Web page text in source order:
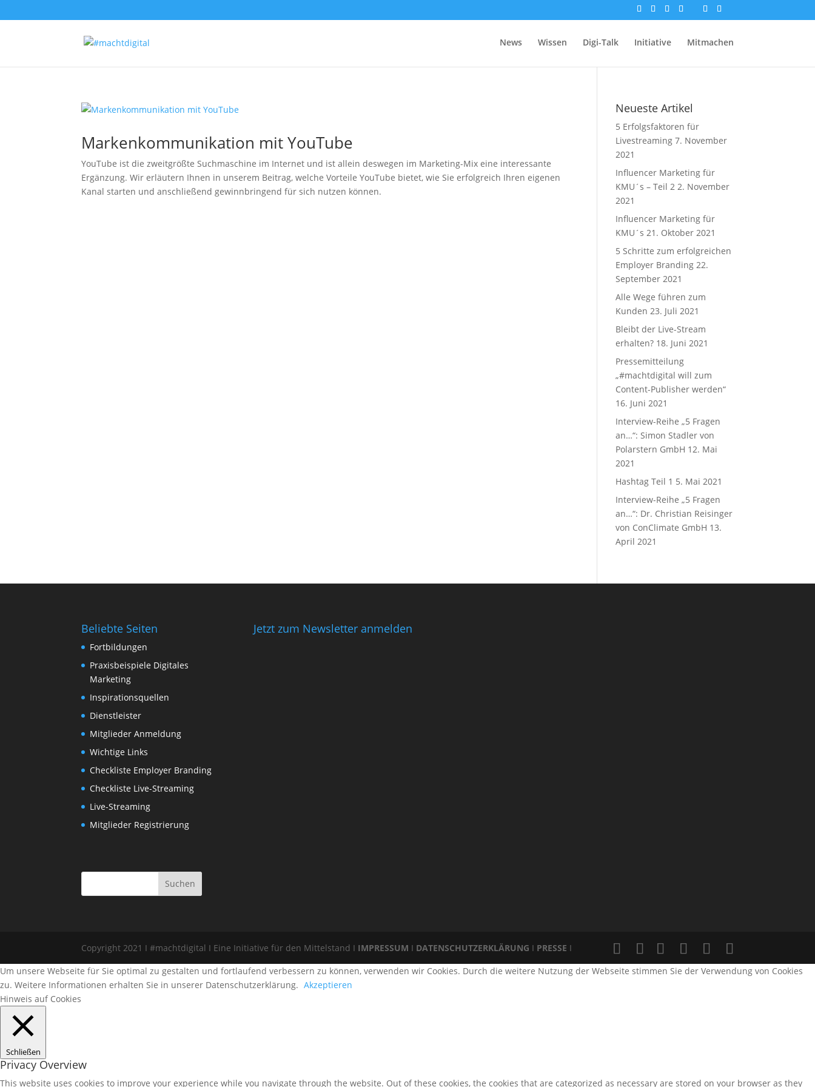
News Wissen Digi-Talk Initiative Mitmachen
Markenkommunikation mit YouTube
YouTube ist die zweitgrößte Suchmaschine im Internet und ist allein deswegen im Marketing-Mix eine interessante
Ergänzung. Wir erläutern Ihnen in unserem Beitrag, welche Vorteile YouTube bietet, wie Sie erfolgreich Ihren eigenen
Kanal starten und anschließend gewinnbringend für sich nutzen können.
Neueste Artikel
5 Erfolgsfaktoren für
Livestreaming 7. November
2021
Influencer Marketing für
KMU´s – Teil 2 2. November
2021
Influencer Marketing für
KMU´s 21. Oktober 2021
5 Schritte zum erfolgreichen
Employer Branding 22.
September 2021
Alle Wege führen zum
Kunden 23. Juli 2021
Bleibt der Live-Stream
erhalten? 18. Juni 2021
Pressemitteilung
„#machtdigital will zum
Content-Publisher werden“
16. Juni 2021
Interview-Reihe „5 Fragen
an…“: Simon Stadler von
Polarstern GmbH 12. Mai
2021
Hashtag Teil 1 5. Mai 2021
Interview-Reihe „5 Fragen
an…“: Dr. Christian Reisinger
von ConClimate GmbH 13.
April 2021
Beliebte Seiten
Fortbildungen
Praxisbeispiele Digitales
Marketing
Inspirationsquellen
Dienstleister
Mitglieder Anmeldung
Wichtige Links
Checkliste Employer Branding
Checkliste Live-Streaming
Live-Streaming
Mitglieder Registrierung
Jetzt zum Newsletter anmelden
Copyright 2021 I #machtdigital I Eine Initiative für den Mittelstand I IMPRESSUM I DATENSCHUTZERKLÄRUNG I PRESSE I
Um unsere Webseite für Sie optimal zu gestalten und fortlaufend verbessern zu können, verwenden wir Cookies. Durch die weitere Nutzung der Webseite stimmen Sie der Verwendung von Cookies
zu. Weitere Informationen erhalten Sie in unserer Datenschutzerklärung. Akzeptieren
Hinweis auf Cookies
Schließen
Privacy Overview
This website uses cookies to improve your experience while you navigate through the website. Out of these cookies, the cookies that are categorized as necessary are stored on your browser as they